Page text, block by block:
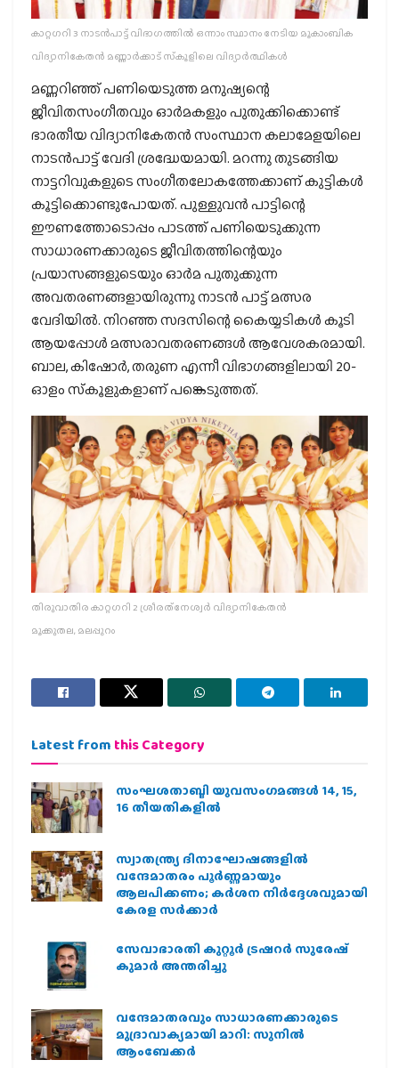
കാറ്റഗറി 3 നാടന്‍പാട്ട് വിഭാഗത്തില്‍ ഒന്നാം സ്ഥാനം നേടിയ മൂകാംബിക
വിദ്യാനികേതന്‍ മണ്ണാര്‍ക്കാട് സ്‌കൂളിലെ വിദ്യാര്‍ത്ഥികള്‍
മണ്ണറിഞ്ഞ് പണിയെടുത്ത മനുഷ്യന്റെ
ജീവിതസംഗീതവും ഓര്‍മകളും പുതുക്കിക്കൊണ്ട്
ഭാരതീയ വിദ്യാനികേതന്‍ സംസ്ഥാന കലാമേളയിലെ
നാടന്‍പാട്ട് വേദി ശ്രദ്ധേയമായി. മറന്നു തുടങ്ങിയ
നാട്ടറിവുകളുടെ സംഗീതലോകത്തേക്കാണ് കുട്ടികള്‍
കൂട്ടിക്കൊണ്ടുപോയത്. പുള്ളുവന്‍ പാട്ടിന്റെ
ഈണത്തോടൊപ്പം പാടത്ത് പണിയെടുക്കുന്ന
സാധാരണക്കാരുടെ ജീവിതത്തിന്റെയും
പ്രയാസങ്ങളുടെയും ഓര്‍മ പുതുക്കുന്ന
അവതരണങ്ങളായിരുന്നു നാടന്‍ പാട്ട് മത്സര
വേദിയില്‍. നിറഞ്ഞ സദസിന്റെ കൈയ്യടികള്‍ കൂടി
ആയപ്പോള്‍ മത്സരാവതരണങ്ങള്‍ ആവേശകരമായി.
ബാല, കിഷോര്‍, തരുണ എന്നീ വിഭാഗങ്ങളിലായി 20-
ഓളം സ്‌കൂളുകളാണ് പങ്കെടുത്തത്.
തിരുവാതിര കാറ്റഗറി 2 ശ്രീരത്‌നേശ്വര്‍ വിദ്യാനികേതന്‍
മൂക്കുതല, മലപ്പുറം
Latest from this Category
സംഘശതാബ്ദി യുവസംഗമങ്ങള്‍ 14, 15,
16 തീയതികളില്‍
സ്വാതന്ത്ര്യ ദിനാഘോഷങ്ങളിൽ
വന്ദേമാതരം പൂർണ്ണമായും
ആലപിക്കണം; കർശന നിർദ്ദേശവുമായി
കേരള സർക്കാർ
സേവാഭാരതി കുറ്റൂർ ട്രഷറർ സുരേഷ്
കുമാർ അന്തരിച്ചു
വന്ദേമാതരവും സാധാരണക്കാരുടെ
മുദ്രാവാക്യമായി മാറി: സുനിൽ
ആംബേക്കർ